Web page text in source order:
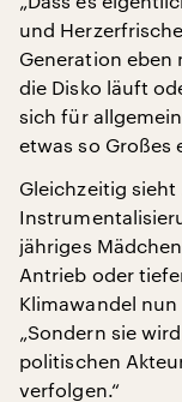
und
Generation
die Disko läuft
sich für
etwas so Großes
Gleichzeitig
jähriges
Antrieb oder
Klimawandel
„Sondern sie
politischen
verfolgen.“